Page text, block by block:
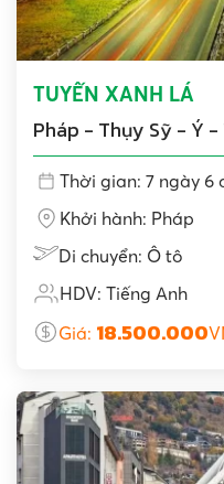
TUYẾN XANH LÁ
Pháp - Thụy Sỹ - Ý
Thời gian: 7 ngày 6
Khởi hành: Pháp
Di chuyển: Ô tô
HDV: Tiếng Anh
Giá: 18.500.000